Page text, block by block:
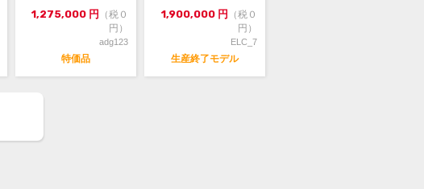
ブランド BREGUET ブレゲ
ランティック
1,275,000 円
（税０
円）
adg123
特価品
7ST 黒文字盤
1,900,000 円
（税０
円）
ELC_7
生産終了モデル